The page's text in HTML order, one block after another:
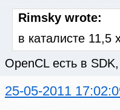
Rimsky wrote:
в каталисте 11,5
OpenCL есть в
25-05-2011